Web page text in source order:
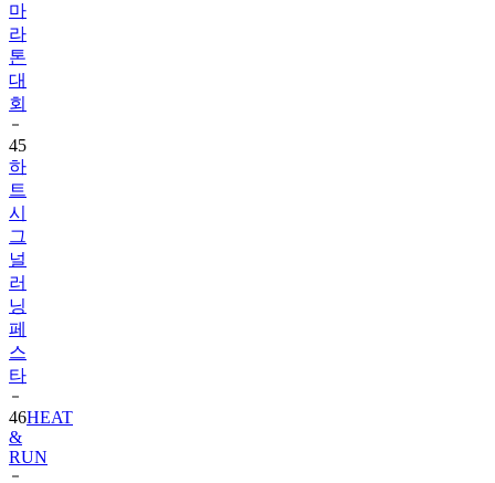
마
라
톤
대
회
45
하
트
시
그
널
러
닝
페
스
타
46HEAT
&
RUN